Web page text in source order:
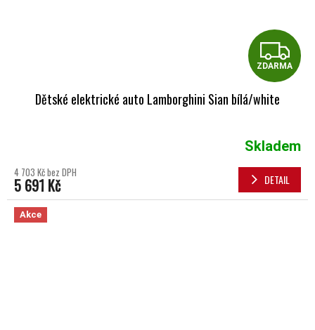
ZDARMA
Dětské elektrické auto Lamborghini Sian bílá/white
Skladem
4 703 Kč bez DPH
5 691 Kč DETAIL
Akce